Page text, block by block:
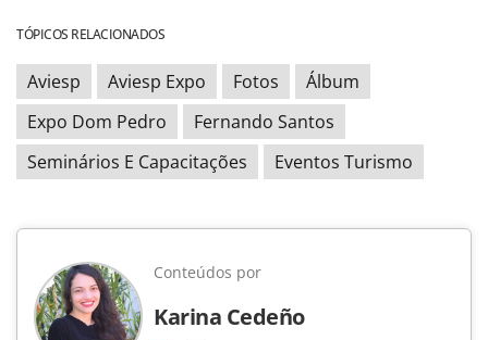
TÓPICOS RELACIONADOS
Aviesp Aviesp Expo Fotos
Álbum
Expo Dom Pedro
Fernando Santos
Seminários E Capacitações
Eventos Turismo
Conteúdos por
Karina Cedeño